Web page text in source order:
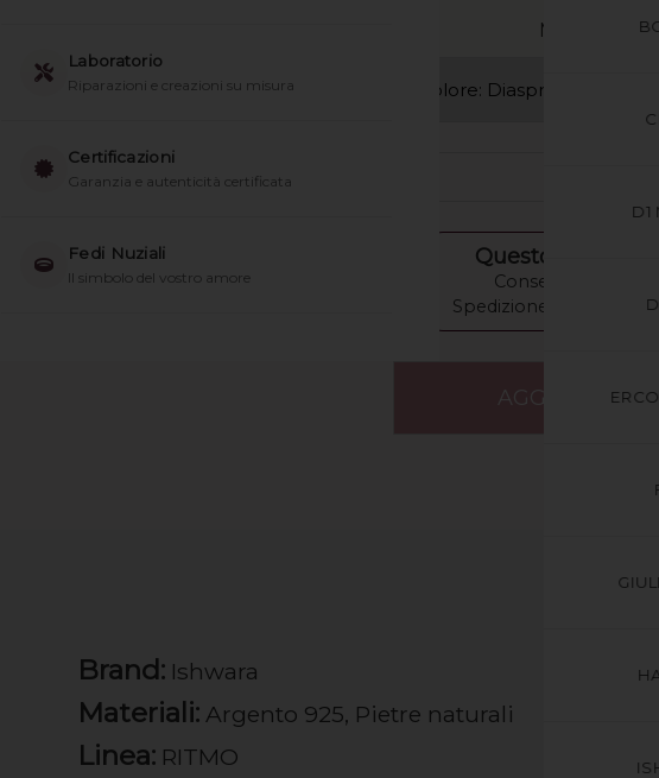
D1
Laboratorio
Riparazioni e creazioni su misura
Certificazioni
Garanzia e autenticità certificata
Fedi Nuziali
Il simbolo del vostro amore
MISURA E
Questo è l'ultimo
Consegna in 2/3
Spedizione gratuita per
AGGIUNGI AL
Brand:Ishwara
Materiali:Argento 925, Pietre naturali
Linea:RITMO